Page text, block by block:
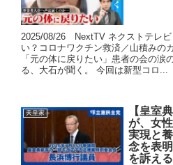
2025/08/26 NextTV ネクストテレビ
い？コロナワクチン救済／山積みの
「元の体に戻りたい」患者の会の涙
る、大石が聞く。 今回は新型コロ...
天皇家
【皇室
が、女
実現と
念を表
を訴える